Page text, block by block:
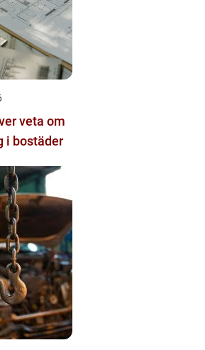
veta om
i bostäder